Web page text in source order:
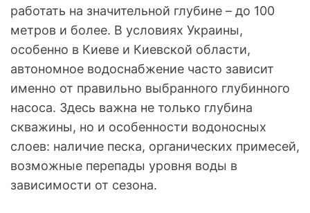
работать на значительной глубине – до 100
метров и более. В условиях Украины,
особенно в Киеве и Киевской области,
автономное водоснабжение часто зависит
именно от правильно выбранного глубинного
насоса. Здесь важна не только глубина
скважины, но и особенности водоносных
слоев: наличие песка, органических примесей,
возможные перепады уровня воды в
зависимости от сезона.